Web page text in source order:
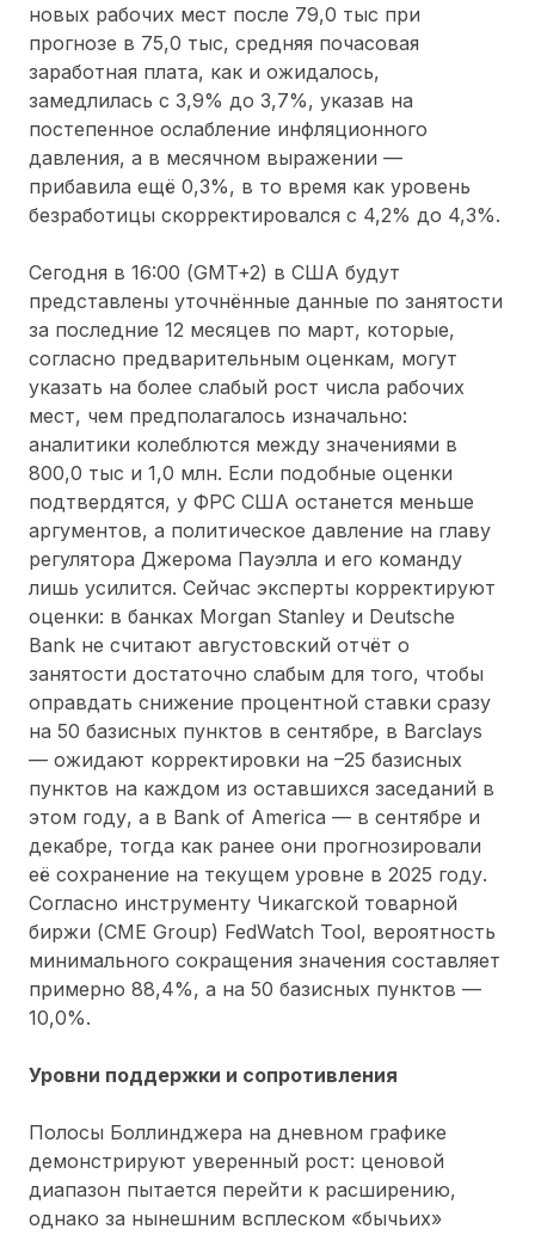
новых рабочих мест после 79,0 тыс при
прогнозе в 75,0 тыс, средняя почасовая
заработная плата, как и ожидалось,
замедлилась с 3,9% до 3,7%, указав на
постепенное ослабление инфляционного
давления, а в месячном выражении —
прибавила ещё 0,3%, в то время как уровень
безработицы скорректировался с 4,2% до 4,3%.
Сегодня в 16:00 (GMT+2) в США будут
представлены уточнённые данные по занятости
за последние 12 месяцев по март, которые,
согласно предварительным оценкам, могут
указать на более слабый рост числа рабочих
мест, чем предполагалось изначально:
аналитики колеблются между значениями в
800,0 тыс и 1,0 млн. Если подобные оценки
подтвердятся, у ФРС США останется меньше
аргументов, а политическое давление на главу
регулятора Джерома Пауэлла и его команду
лишь усилится. Сейчас эксперты корректируют
оценки: в банках Morgan Stanley и Deutsche
Bank не считают августовский отчёт о
занятости достаточно слабым для того, чтобы
оправдать снижение процентной ставки сразу
на 50 базисных пунктов в сентябре, в Barclays
— ожидают корректировки на –25 базисных
пунктов на каждом из оставшихся заседаний в
этом году, а в Bank of America — в сентябре и
декабре, тогда как ранее они прогнозировали
её сохранение на текущем уровне в 2025 году.
Согласно инструменту Чикагской товарной
биржи (CME Group) FedWatch Tool, вероятность
минимального сокращения значения составляет
примерно 88,4%, а на 50 базисных пунктов —
10,0%.
Уровни поддержки и сопротивления
Полосы Боллинджера на дневном графике
демонстрируют уверенный рост: ценовой
диапазон пытается перейти к расширению,
однако за нынешним всплеском «бычьих»